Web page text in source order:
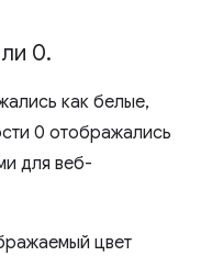
0.
как белые,
0 отображались
для веб-
цвет